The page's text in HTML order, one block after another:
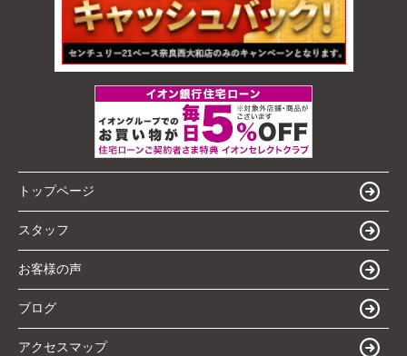
トップページ
スタッフ
お客様の声
ブログ
アクセスマップ